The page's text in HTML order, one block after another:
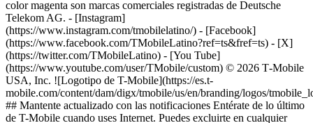
color magenta son marcas comerciales registradas de Deutsche
Telekom AG. - [Instagram]
(https://www.instagram.com/tmobilelatino/) - [Facebook]
(https://www.facebook.com/TMobileLatino?ref=ts&fref=ts) - [X]
(https://twitter.com/TMobileLatino) - [You Tube]
(https://www.youtube.com/user/TMobile/custom) © 2026 T‑Mobile
USA, Inc. ![Logotipo de T-Mobile](https://es.t-
mobile.com/content/dam/digx/tmobile/us/en/branding/logos/
## Mantente actualizado con las notificaciones Entérate de lo último
de T-Mobile cuando uses Internet. Puedes excluirte en cualquier